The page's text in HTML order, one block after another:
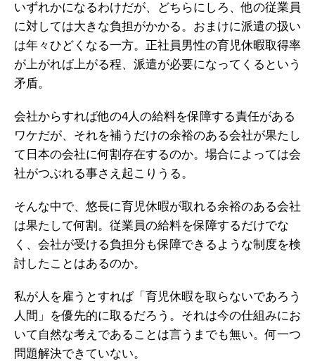
いずれかになるわけだが、どちらにしろ、他の従業員
に対しては大きな負担がかかる。おまけに派遣の扱い
は年々ひどくなる一方。正社員男性の育児休暇取得率
が上がれば上がる程、派遣が必要になってくるという
矛盾。
会社からすれば他の4人の給料を保障する責任がある
ワケだが、それを補うだけの余裕のある会社が果たし
て日本の会社に何割存在するのか。場合によっては会
社がつぶれる事さえ起こりうる。
そんな中で、悠長に育児休暇が取れる余裕のある会社
は果たして何割。従業員の給料を保障するだけでな
く、会社が受ける負担分も保障できるような制度を検
討したことはあるのか。
私が人を雇うとすれば「育児休暇を取らないであろう
人間」を優先的に取るだろう。それは今の仕組みにお
いて自然な考えであることは言うまでも無い。何一つ
問題解決できていない。